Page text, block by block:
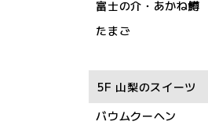
富士の介・あかね鱒
たまご
5F 山梨のスイーツ
バウムクーヘン